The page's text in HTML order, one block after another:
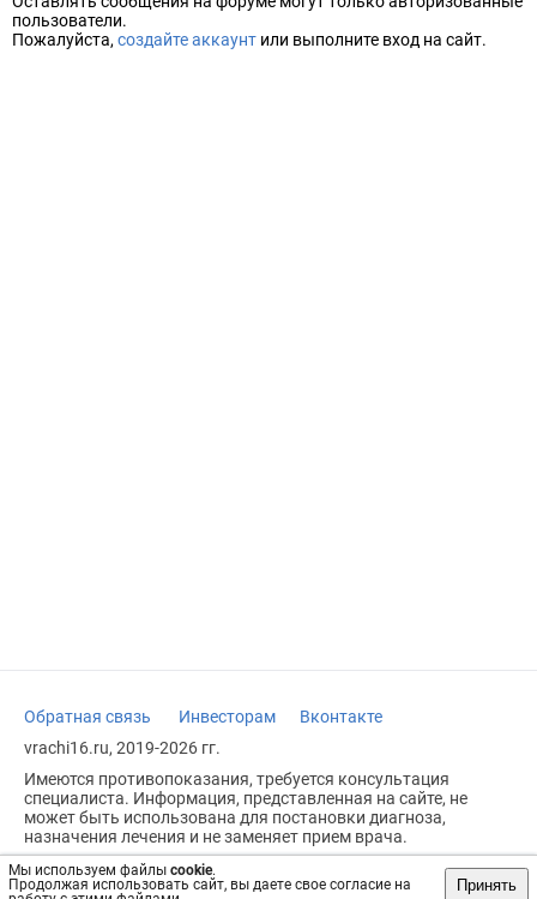
Мы используем файлы cookie.
Продолжая использовать сайт, вы даете свое согласие на
Принять
пользователи.
Пожалуйста, создайте аккаунт или выполните вход на сайт.
Обратная связь Инвесторам
Вконтакте
vrachi16.ru, 2019-2026 гг.
Имеются противопоказания, требуется консультация
специалиста. Информация, представленная на сайте, не
может быть использована для постановки диагноза,
назначения лечения и не заменяет прием врача.
Возрастное ограничение: 18+